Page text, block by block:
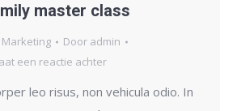
master class
Marketing Door admin
een reactie achter
leo risus, non vehicula odio. In